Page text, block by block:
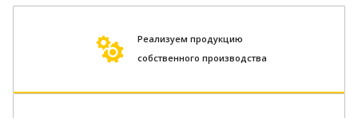
Реализуем продукцию
собственного производства